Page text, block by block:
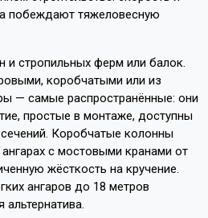
побеждают тяжеловесную
и стропильных ферм или балок.
коробчатыми или из
— самые распространённые: они
простые в монтаже, доступны
Коробчатые колонны
с мостовыми кранами от
жёсткость на кручение.
ангаров до 18 метров